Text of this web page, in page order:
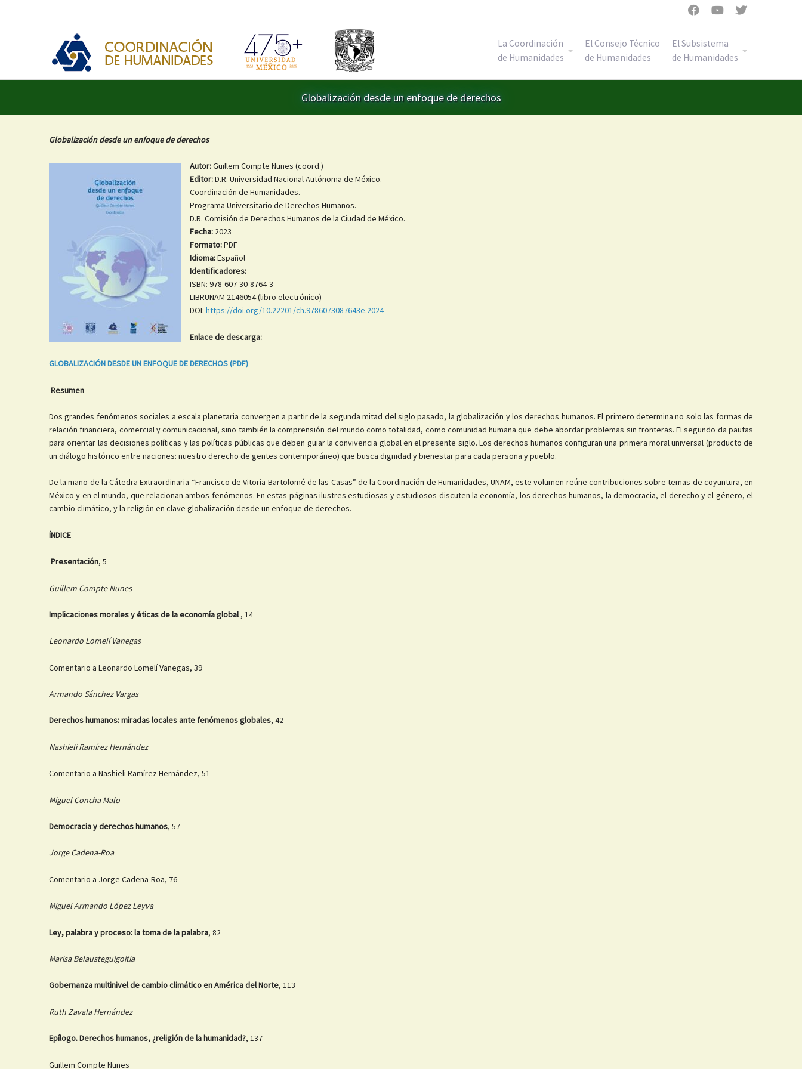
  
La Coordinación
de Humanidades
El Consejo Técnico
de Humanidades
El Subsistema
de Humanidades
Globalización desde un enfoque de derechos
Globalización desde un enfoque de derechos
Autor:Guillem Compte Nunes (coord.)
Editor:D.R. Universidad Nacional Autónoma de México.
Coordinación de Humanidades.
Programa Universitario de Derechos Humanos.
D.R. Comisión de Derechos Humanos de la Ciudad de México.
Fecha: 2023
Formato:PDF
Idioma:Español
Identificadores:
ISBN: 978-607-30-8764-3
LIBRUNAM 2146054 (libro electrónico)
DOI: https://doi.org/10.22201/ch.9786073087643e.2024
Enlace de descarga:
GLOBALIZACIÓN DESDE UN ENFOQUE DE DERECHOS (PDF)
Resumen
Dos grandes fenómenos sociales a escala planetaria convergen a partir de la segunda mitad del siglo pasado, la globalización y los derechos humanos. El primero determina no solo las formas de
relación financiera, comercial y comunicacional, sino también la comprensión del mundo como totalidad, como comunidad humana que debe abordar problemas sin fronteras. El segundo da pautas
para orientar las decisiones políticas y las políticas públicas que deben guiar la convivencia global en el presente siglo. Los derechos humanos configuran una primera moral universal (producto de
un diálogo histórico entre naciones: nuestro derecho de gentes contemporáneo) que busca dignidad y bienestar para cada persona y pueblo.
De la mano de la Cátedra Extraordinaria “Francisco de Vitoria-Bartolomé de las Casas” de la Coordinación de Humanidades, UNAM, este volumen reúne contribuciones sobre temas de coyuntura, en
México y en el mundo, que relacionan ambos fenómenos. En estas páginas ilustres estudiosas y estudiosos discuten la economía, los derechos humanos, la democracia, el derecho y el género, el
cambio climático, y la religión en clave globalización desde un enfoque de derechos.
ÍNDICE
Presentación, 5
Guillem Compte Nunes
Implicaciones morales y éticas de la economía global, 14
Leonardo Lomelí Vanegas
Comentario a Leonardo Lomelí Vanegas, 39
Armando Sánchez Vargas
Derechos humanos: miradas locales ante fenómenos globales, 42
Nashieli Ramírez Hernández
Comentario a Nashieli Ramírez Hernández, 51
Miguel Concha Malo
Democracia y derechos humanos, 57
Jorge Cadena-Roa
Comentario a Jorge Cadena-Roa, 76
Miguel Armando López Leyva
Ley, palabra y proceso: la toma de la palabra, 82
Marisa Belausteguigoitia
Gobernanza multinivel de cambio climático en América del Norte, 113
Ruth Zavala Hernández
Epílogo. Derechos humanos, ¿religión de la humanidad?, 137
Guillem Compte Nunes